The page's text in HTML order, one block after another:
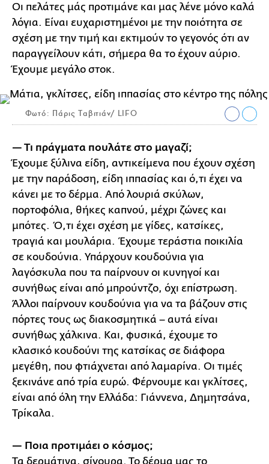
Οι πελάτες μάς προτιμάνε και μας λένε μόνο καλά
λόγια. Είναι ευχαριστημένοι με την ποιότητα σε
σχέση με την τιμή και εκτιμούν το γεγονός ότι αν
παραγγείλουν κάτι, σήμερα θα το έχουν αύριο.
Έχουμε μεγάλο στοκ.
Φωτό: Πάρις Tαβιτιάν/ LIFO
— Τι πράγματα πουλάτε στο μαγαζί;
Έχουμε ξύλινα είδη, αντικείμενα που έχουν σχέση
με την παράδοση, είδη ιππασίας και ό,τι έχει να
κάνει με το δέρμα. Από λουριά σκύλων,
πορτοφόλια, θήκες καπνού, μέχρι ζώνες και
μπότες. Ό,τι έχει σχέση με γίδες, κατσίκες,
τραγιά και μουλάρια. Έχουμε τεράστια ποικιλία
σε κουδούνια. Υπάρχουν κουδούνια για
λαγόσκυλα που τα παίρνουν οι κυνηγοί και
συνήθως είναι από μπρούντζο, όχι επίστρωση.
Άλλοι παίρνουν κουδούνια για να τα βάζουν στις
πόρτες τους ως διακοσμητικά – αυτά είναι
συνήθως χάλκινα. Και, φυσικά, έχουμε το
κλασικό κουδούνι της κατσίκας σε διάφορα
μεγέθη, που φτιάχνεται από λαμαρίνα. Οι τιμές
ξεκινάνε από τρία ευρώ. Φέρνουμε και γκλίτσες,
είναι από όλη την Ελλάδα: Γιάννενα, Δημητσάνα,
Τρίκαλα.
— Ποια προτιμάει ο κόσμος;
Τα δερμάτινα, σίγουρα. Το δέρμα μας το